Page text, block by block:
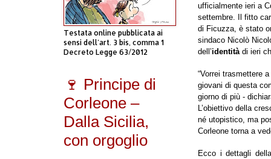
ufficialmente ieri a
settembre. Il fitto
di Ficuzza, è stato
sindaco Nicolò
dell’identitàdi ieri
“Vorrei trasmettere
giovani di questa
giorno di più -
L’obiettivo della
né utopistico, ma
Corleone torna a
Ecco i dettagli
Testata online pubblicata ai
sensi dell'art. 3 bis, comma 1
Decreto Legge 63/2012
🍷 Principe di
Corleone –
Dalla Sicilia,
con orgoglio